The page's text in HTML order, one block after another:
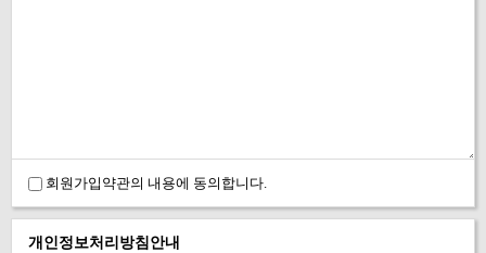
회원가입약관의 내용에 동의합니다.
개인정보처리방침안내